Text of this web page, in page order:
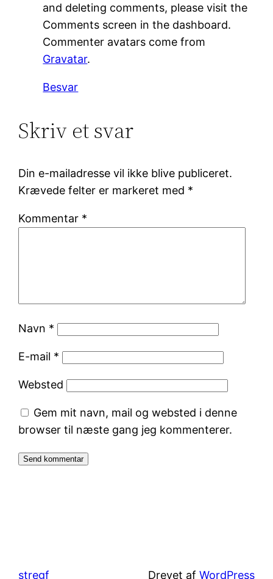
and deleting comments, please visit the
Comments screen in the dashboard.
Commenter avatars come from
Gravatar.
Besvar
Skriv et svar
Din e-mailadresse vil ikke blive publiceret.
Krævede felter er markeret med *
Kommentar *
Navn *
E-mail *
Websted
Gem mit navn, mail og websted i denne
browser til næste gang jeg kommenterer.
stregf Drevet af WordPress